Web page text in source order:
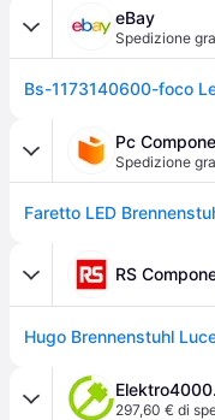
eBay
Spedizione
Pc
Spedizione
RS
297,60 € di